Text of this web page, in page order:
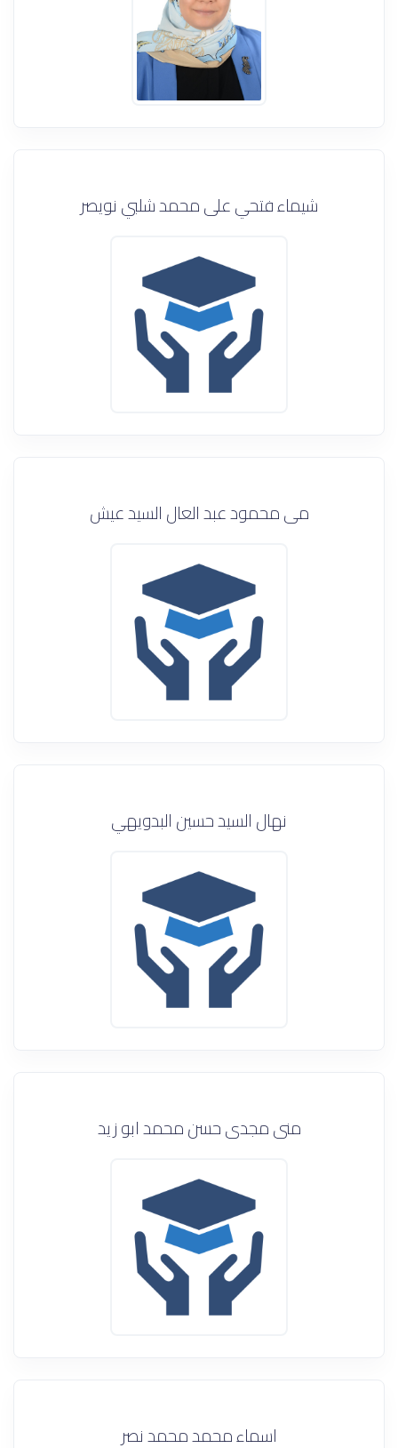
شيماء فتحي على محمد شلبي نويصر
مى محمود عبد العال السيد عيش
نهال السيد حسين البدويهي
منى مجدى حسن محمد ابو زيد
اسماء محمد محمد نصر